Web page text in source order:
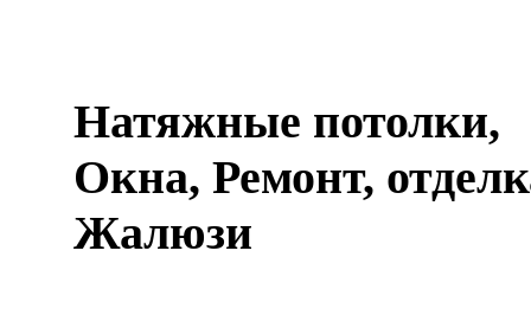
Натяжные потолки,
Окна, Ремонт,
Жалюзи